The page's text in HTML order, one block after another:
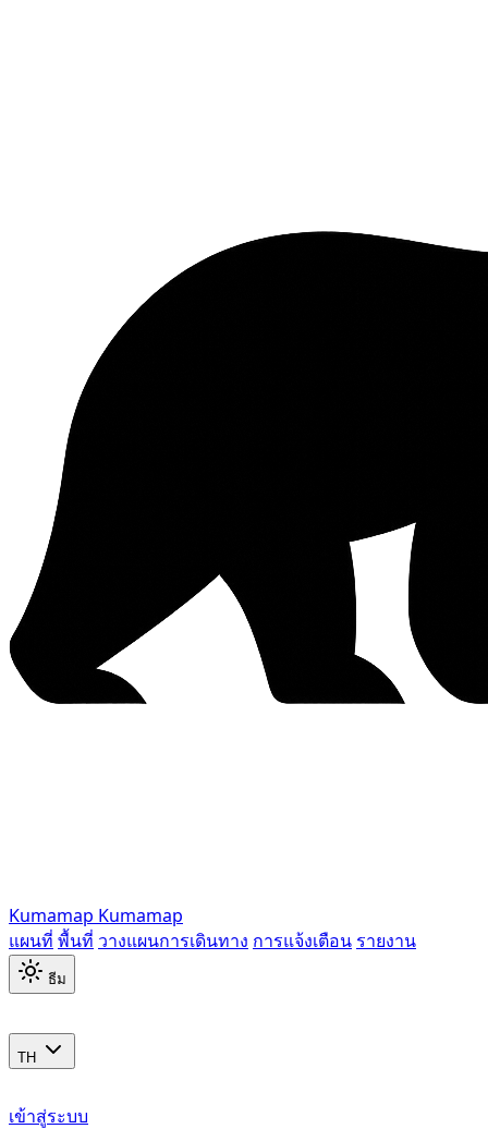
Kumamap Kumamap
แผนที่ พื้นที่ วางแผนการเดินทาง การแจ้งเตือน รายงาน
ธีม
TH
เข้าสู่ระบบ